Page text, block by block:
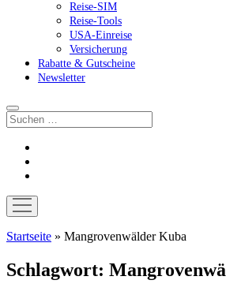
Reise-SIM
Reise-Tools
USA-Einreise
Versicherung
Rabatte & Gutscheine
Newsletter
Suchen
Menü
öffnen
Startseite » Mangrovenwälder Kuba
Schlagwort: